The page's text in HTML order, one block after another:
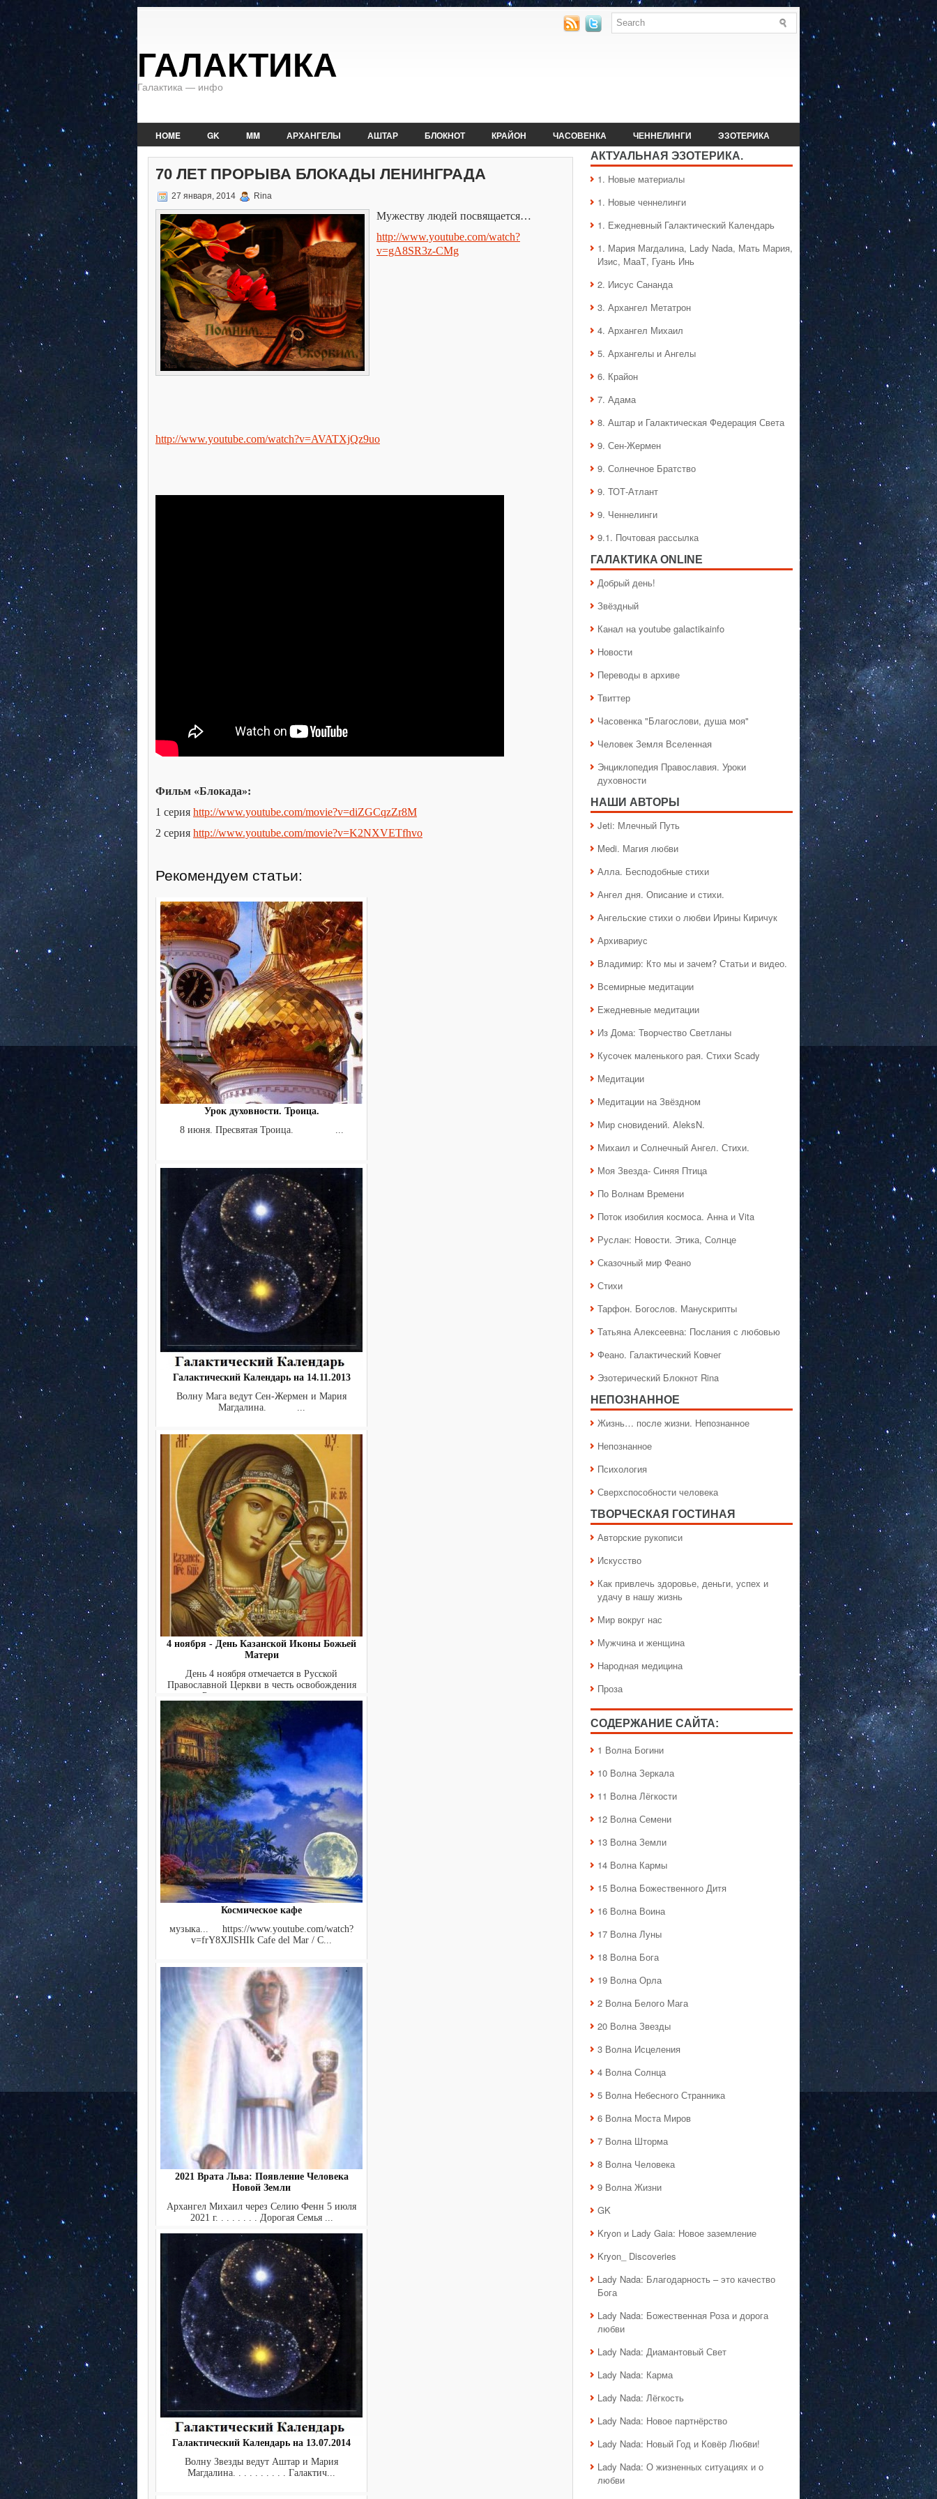
ГАЛАКТИКА
Галактика — инфо
HOME GK MM АРХАНГЕЛЫ АШТАР БЛОКНОТ КРАЙОН ЧАСОВЕНКА ЧЕННЕЛИНГИ ЭЗОТЕРИКА
70 ЛЕТ ПРОРЫВА БЛОКАДЫ ЛЕНИНГРАДА
27 января, 2014 Rina
Мужеству людей посвящается…
http://www.youtube.com/watch?
v=gA8SR3z-CMg
http://www.youtube.com/watch?v=AVATXjQz9uo
Фильм «Блокада»:
1 серия http://www.youtube.com/movie?v=diZGCqzZr8M
2 серия http://www.youtube.com/movie?v=K2NXVETfhvo
Рекомендуем статьи:
Урок духовности. Троица.
8 июня. Пресвятая Троица. ...
Галактический Календарь на 14.11.2013
Волну Мага ведут Сен-Жермен и Мария
Магдалина. ...
4 ноября - День Казанской Иконы Божьей
Матери
День 4 ноября отмечается в Русской
Православной Церкви в честь освобождения
Руси от польских интерве...
Космическое кафе
музыка... https://www.youtube.com/watch?
v=frY8XJlSHIk Cafe del Mar / С...
2021 Врата Льва: Появление Человека
Новой Земли
Архангел Михаил через Селию Фенн 5 июля
2021 г. . . . . . . . Дорогая Семья ...
Галактический Календарь на 13.07.2014
Волну Звезды ведут Аштар и Мария
Магдалина. . . . . . . . . . Галактич...
АКТУАЛЬНАЯ ЭЗОТЕРИКА.
1. Hовые материалы
1. Hовые ченнелинги
1. Ежедневный Галактический Календарь
1. Мария Магдалина, Lady Nada, Мать Мария,
Изис, МааТ, Гуань Инь
2. Иисус Сананда
3. Архангел Метатрон
4. Архангел Михаил
5. Архангелы и Ангелы
6. Крайон
7. Адама
8. Аштар и Галактическая Федерация Света
9. Сен-Жермен
9. Солнечное Братство
9. ТОТ-Атлант
9. Ченнелинги
9.1. Почтовая рассылка
ГАЛАКТИКA ONLINE
Добрый день!
Звёздный
Канал на youtube galactikainfo
Новости
Переводы в архиве
Твиттер
Часовенка "Благослови, душа моя"
Человек Земля Вселенная
Энциклопедия Православия. Уроки
духовности
НАШИ АВТОРЫ
Jeti: Млечный Путь
Medi. Магия любви
Алла. Бесподобные стихи
Ангел дня. Описание и стихи.
Ангельские стихи о любви Ирины Киричук
Архивариус
Владимир: Кто мы и зачем? Статьи и видео.
Всемирные медитации
Ежедневные медитации
Из Дома: Творчество Светланы
Кусочек маленького рая. Стихи Scady
Медитации
Медитации на Звёздном
Мир сновидений. AleksN.
Михаил и Солнечный Ангел. Стихи.
Моя Звезда- Синяя Птица
По Волнам Времени
Поток изобилия космоса. Анна и Vita
Руслан: Новости. Этика, Солнце
Сказочный мир Феано
Стихи
Тарфон. Богослов. Манускрипты
Татьяна Алексеевна: Послания с любовью
Феано. Галактический Ковчег
Эзотерический Блокнот Rina
НЕПОЗНАННОЕ
Жизнь… после жизни. Непознанное
Непознанное
Психология
Сверхспособности человека
ТВОРЧЕСКАЯ ГОСТИНАЯ
Авторские рукописи
Искусство
Как привлечь здоровье, деньги, успех и
удачу в нашу жизнь
Мир вокруг нас
Мужчина и женщина
Народная медицина
Проза
СОДЕРЖАНИЕ САЙТА:
1 Волна Богини
10 Волна Зеркала
11 Волна Лёгкости
12 Волна Семени
13 Волна Земли
14 Волна Кармы
15 Волна Божественного Дитя
16 Волна Воина
17 Волна Луны
18 Волна Бога
19 Волна Орла
2 Волна Белого Мага
20 Волна Звезды
3 Волна Исцеления
4 Волна Солнца
5 Волна Небесного Странника
6 Волна Моста Миров
7 Волна Шторма
8 Волна Человека
9 Волна Жизни
GK
Kryon и Lady Gaia: Новое заземление
Kryon_ Discoveries
Lady Nada: Благодарность – это качество
Бога
Lady Nada: Божественная Роза и дорога
любви
Lady Nada: Диамантовый Свет
Lady Nada: Карма
Lady Nada: Лёгкость
Lady Nada: Новое партнёрство
Lady Nada: Новый Год и Ковёр Любви!
Lady Nada: О жизненных ситуациях и о
любви